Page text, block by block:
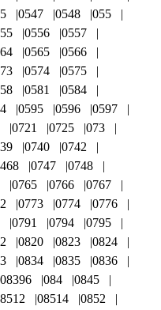
0547 0548
055
0556
0557
0565
0566
0574
0575
0581
0584
0595 0596
0597
0721 0725
073
0740
0742
0747
0748
0765 0766
0767
0773 0774
0776
0791 0794
0795
0820 0823
0824
0834 0835
0836
08396 084
0845
08514
0852